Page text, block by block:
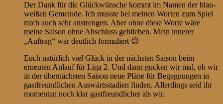
Der Dank für die Glückwünsche kommt im Namen der blau-
weißen Gemeinde. Ich musste bei meinen Worten zum Spiel
mich auch sehr anstrengen. Aber ohne diese Worte wäre
meine Saison ohne Abschluss geblieben. Mein innerer
„Auftrag“ war deutlich formuliert 😉
Euch natürlich viel Glück in der nächsten Saison beim
erneuten Anlauf für Liga 2. Und dann gucken wir mal, ob wir
in der übernächsten Saison neue Pläne für Begegnungen in
gastfreundlichen Auswärtsstadien finden. Allerdings seid ihr
momentan noch klar gastfreundlicher als wir.